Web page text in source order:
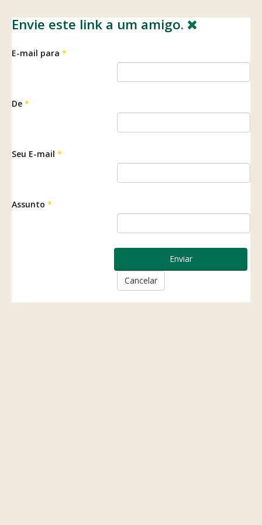
Envie este link a um amigo.
E-mail para *
De *
Seu E-mail *
Assunto *
Enviar
Cancelar